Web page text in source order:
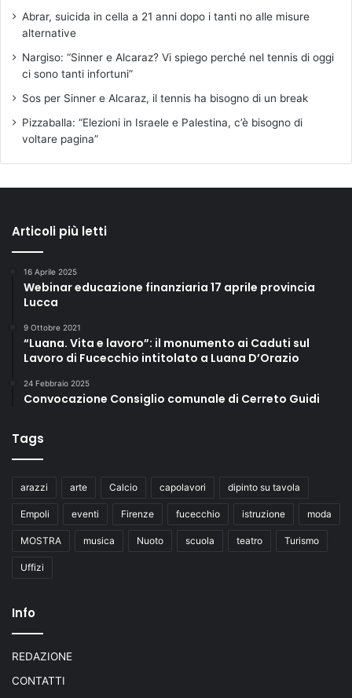
Abrar, suicida in cella a 21 anni dopo i tanti no alle misure
alternative
Nargiso: “Sinner e Alcaraz? Vi spiego perché nel tennis di oggi
ci sono tanti infortuni”
Sos per Sinner e Alcaraz, il tennis ha bisogno di un break
Pizzaballa: “Elezioni in Israele e Palestina, c’è bisogno di
voltare pagina”
Articoli più letti
16 Aprile 2025
Webinar educazione finanziaria 17 aprile provincia
Lucca
9 Ottobre 2021
“Luana. Vita e lavoro”: il monumento ai Caduti sul
Lavoro di Fucecchio intitolato a Luana D’Orazio
24 Febbraio 2025
Convocazione Consiglio comunale di Cerreto Guidi
Tags
arazzi arte Calcio capolavori dipinto su tavola
Empoli eventi Firenze fucecchio istruzione moda
MOSTRA musica Nuoto scuola teatro Turismo
Uffizi
Info
REDAZIONE
CONTATTI